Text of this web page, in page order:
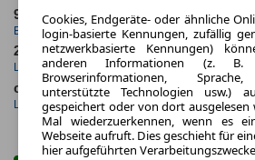
9.2025
Erstzulassung
5.000,0
Jahrliche
24 Monate
Laufzeit
7 km
ca. 118 kW (160 PS)
Leistung
Hybrid
Kraftstoff
Cookies, Endgeräte- oder ähnliche
login-basierte Kennungen, zufällig
netzwerkbasierte Kennungen)
anderen Informationen (z. B.
Browserinformationen,
unterstützte Technologien usw.)
gespeichert oder von dort ausgelesen
Mal wiederzuerkennen, wenn es
Webseite aufruft. Dies geschieht für
hier aufgeführten